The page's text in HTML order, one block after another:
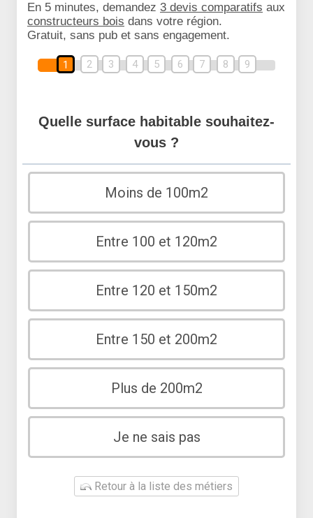
En 5 minutes, demandez 3 devis comparatifs aux
constructeurs bois dans votre région.
Gratuit, sans pub et sans engagement.
1 2 3 4 5 6 7 8 9
Quelle surface habitable souhaitez-
vous ?
Moins de 100m2
Entre 100 et 120m2
Entre 120 et 150m2
Entre 150 et 200m2
Plus de 200m2
Je ne sais pas
Retour à la liste des métiers